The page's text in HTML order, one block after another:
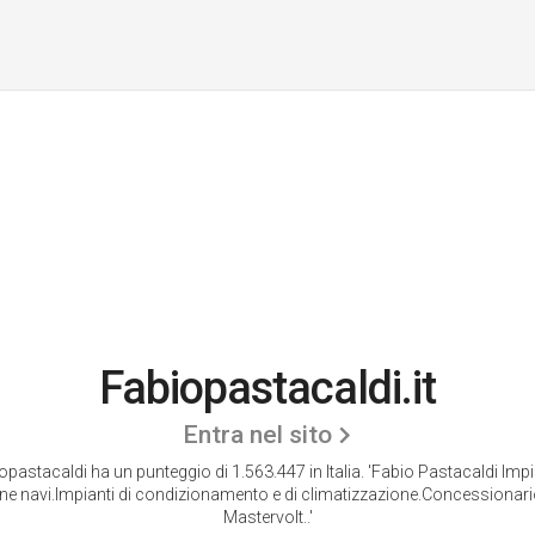
Fabiopastacaldi.it
Entra nel sito
ha un punteggio di 1.563.447 in Italia. 'Fabio Pastacaldi
navi.Impianti di condizionamento e di
Mastervolt..'